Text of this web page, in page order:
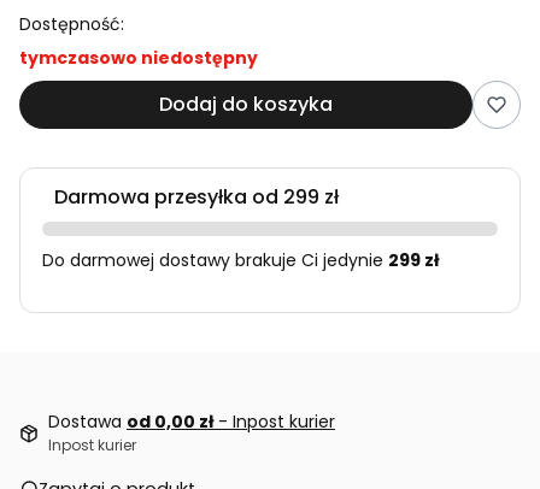
Dostępność:
tymczasowo niedostępny
Dodaj do koszyka
Darmowa przesyłka od 299 zł
Do darmowej dostawy brakuje Ci jedynie 299 zł
Dostawa od 0,00 zł - Inpost kurier
Inpost kurier